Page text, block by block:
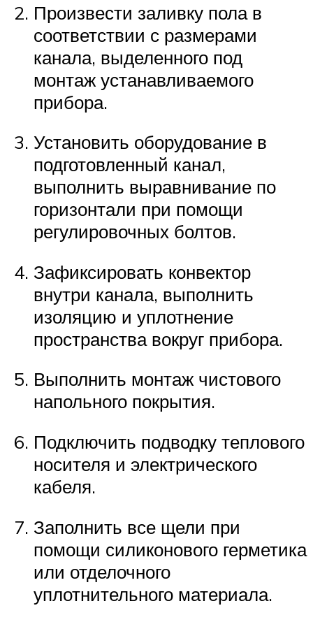
Произвести заливку пола в
соответствии с размерами
канала, выделенного под
монтаж устанавливаемого
прибора.
Установить оборудование в
подготовленный канал,
выполнить выравнивание по
горизонтали при помощи
регулировочных болтов.
Зафиксировать конвектор
внутри канала, выполнить
изоляцию и уплотнение
пространства вокруг прибора.
Выполнить монтаж чистового
напольного покрытия.
Подключить подводку теплового
носителя и электрического
кабеля.
Заполнить все щели при
помощи силиконового герметика
или отделочного
уплотнительного материала.